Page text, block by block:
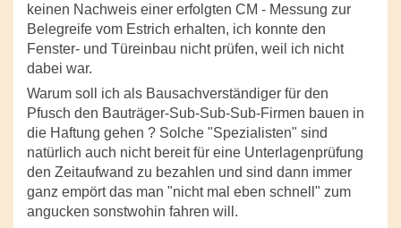
keinen Nachweis einer erfolgten CM - Messung zur
Belegreife vom Estrich erhalten, ich konnte den
Fenster- und Türeinbau nicht prüfen, weil ich nicht
dabei war.
Warum soll ich als Bausachverständiger für den
Pfusch den Bauträger-Sub-Sub-Sub-Firmen bauen in
die Haftung gehen ? Solche "Spezialisten" sind
natürlich auch nicht bereit für eine Unterlagenprüfung
den Zeitaufwand zu bezahlen und sind dann immer
ganz empört das man "nicht mal eben schnell" zum
angucken sonstwohin fahren will.